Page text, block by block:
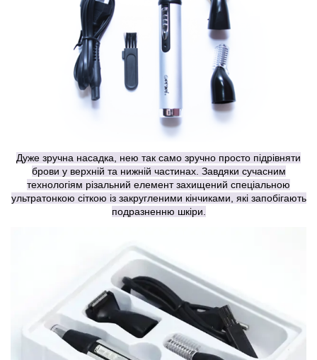
Дуже зручна насадка, нею так само зручно просто підрівняти
брови у верхній та нижній частинах. Завдяки сучасним
технологіям різальний елемент захищений спеціальною
ультратонкою сіткою із закругленими кінчиками, які запобігають
подразненню шкіри.